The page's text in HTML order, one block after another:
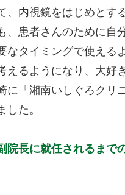
、内視鏡をはじめとす
、患者さんのために自
なタイミングで使える
えるようになり、大好
に「湘南いしぐろクリ
した。
院長に就任されるまで